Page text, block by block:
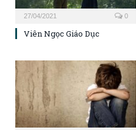
27/04/2021 0
Viên Ngọc Giáo Dục